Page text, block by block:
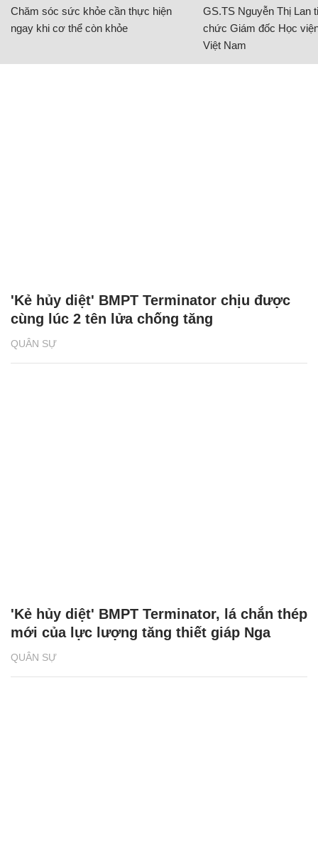
Chăm sóc sức khỏe cần thực hiện
ngay khi cơ thể còn khỏe
GS.TS Nguyễn Thị Lan
chức Giám đốc Học
Việt Nam
QUÂN SỰ
'Kẻ hủy diệt' BMPT Terminator chịu được
cùng lúc 2 tên lửa chống tăng
QUÂN SỰ
'Kẻ hủy diệt' BMPT Terminator, lá chắn thép
mới của lực lượng tăng thiết giáp Nga